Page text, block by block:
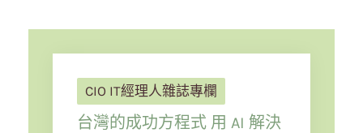
CIO IT經理人雜誌專欄
台灣的成功方程式 用 AI 解決